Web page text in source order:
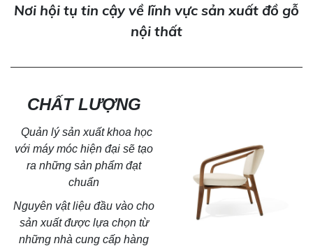
Nơi hội tụ tin cậy về lĩnh vực sản xuất đồ gỗ
nội thất
CHẤT LƯỢNG
Quản lý sản xuất khoa học
với máy móc hiện đại sẽ tạo
ra những sản phẩm đạt
chuẩn
Nguyên vật liệu đầu vào cho
sản xuất được lựa chọn từ
những nhà cung cấp hàng